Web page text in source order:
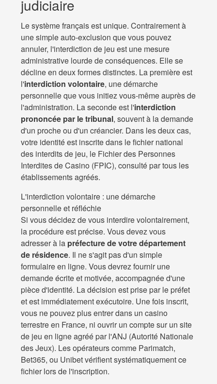
judiciaire
Le système français est unique. Contrairement à
une simple auto-exclusion que vous pouvez
annuler, l'interdiction de jeu est une mesure
administrative lourde de conséquences. Elle se
décline en deux formes distinctes. La première est
l'interdiction volontaire, une démarche
personnelle que vous initiez vous-même auprès de
l'administration. La seconde est l'interdiction
prononcée par le tribunal, souvent à la demande
d'un proche ou d'un créancier. Dans les deux cas,
votre identité est inscrite dans le fichier national
des interdits de jeu, le Fichier des Personnes
Interdites de Casino (FPIC), consulté par tous les
établissements agréés.
L'interdiction volontaire : une démarche
personnelle et réfléchie
Si vous décidez de vous interdire volontairement,
la procédure est précise. Vous devez vous
adresser à la préfecture de votre département
de résidence. Il ne s'agit pas d'un simple
formulaire en ligne. Vous devrez fournir une
demande écrite et motivée, accompagnée d'une
pièce d'identité. La décision est prise par le préfet
et est immédiatement exécutoire. Une fois inscrit,
vous ne pouvez plus entrer dans un casino
terrestre en France, ni ouvrir un compte sur un site
de jeu en ligne agréé par l'ANJ (Autorité Nationale
des Jeux). Les opérateurs comme Parimatch,
Bet365, ou Unibet vérifient systématiquement ce
fichier lors de l'inscription.